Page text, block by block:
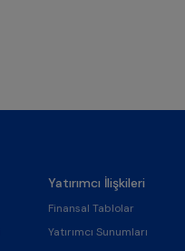
Yatırımcı İlişkileri
Finansal Tablolar
Yatırımcı Sunumları